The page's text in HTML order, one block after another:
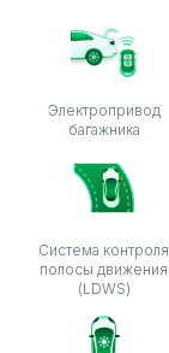
Электропривод
багажника
Система контроля
полосы движения
(LDWS)